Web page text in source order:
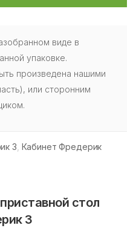
виде в
упаковке.
произведена нашими
или сторонним
3 Кабинет Фредерик
стол
3